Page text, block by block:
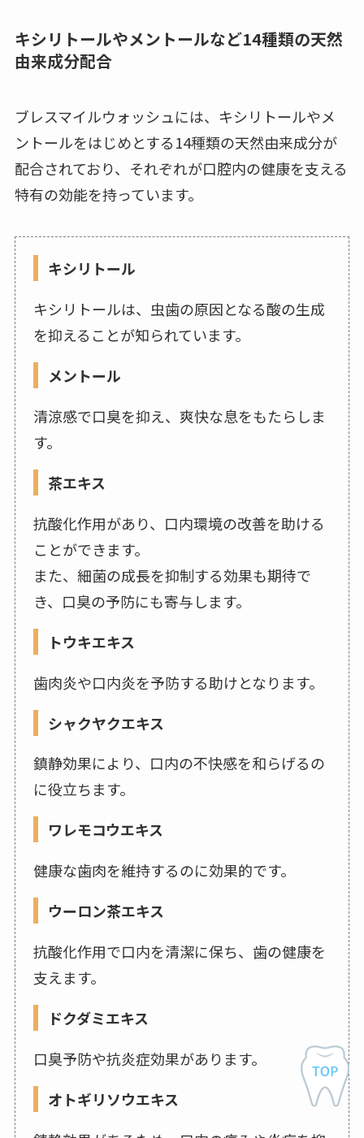
キシリトールやメントールなど14種類の天然
由来成分配合
ブレスマイルウォッシュには、キシリトールやメ
ントールをはじめとする14種類の天然由来成分が
配合されており、それぞれが口腔内の健康を支える
特有の効能を持っています。
キシリトール
キシリトールは、虫歯の原因となる酸の生成
を抑えることが知られています。
メントール
清涼感で口臭を抑え、爽快な息をもたらしま
す。
茶エキス
抗酸化作用があり、口内環境の改善を助ける
ことができます。
また、細菌の成長を抑制する効果も期待で
き、口臭の予防にも寄与します。
トウキエキス
歯肉炎や口内炎を予防する助けとなります。
シャクヤクエキス
鎮静効果により、口内の不快感を和らげるの
に役立ちます。
ワレモコウエキス
健康な歯肉を維持するのに効果的です。
ウーロン茶エキス
抗酸化作用で口内を清潔に保ち、歯の健康を
支えます。
ドクダミエキス
口臭予防や抗炎症効果があります。
オトギリソウエキス